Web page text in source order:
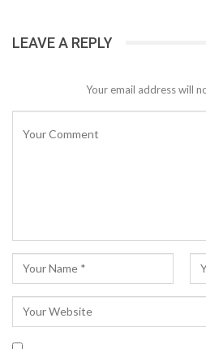
LEAVE A REPLY
Your email address will